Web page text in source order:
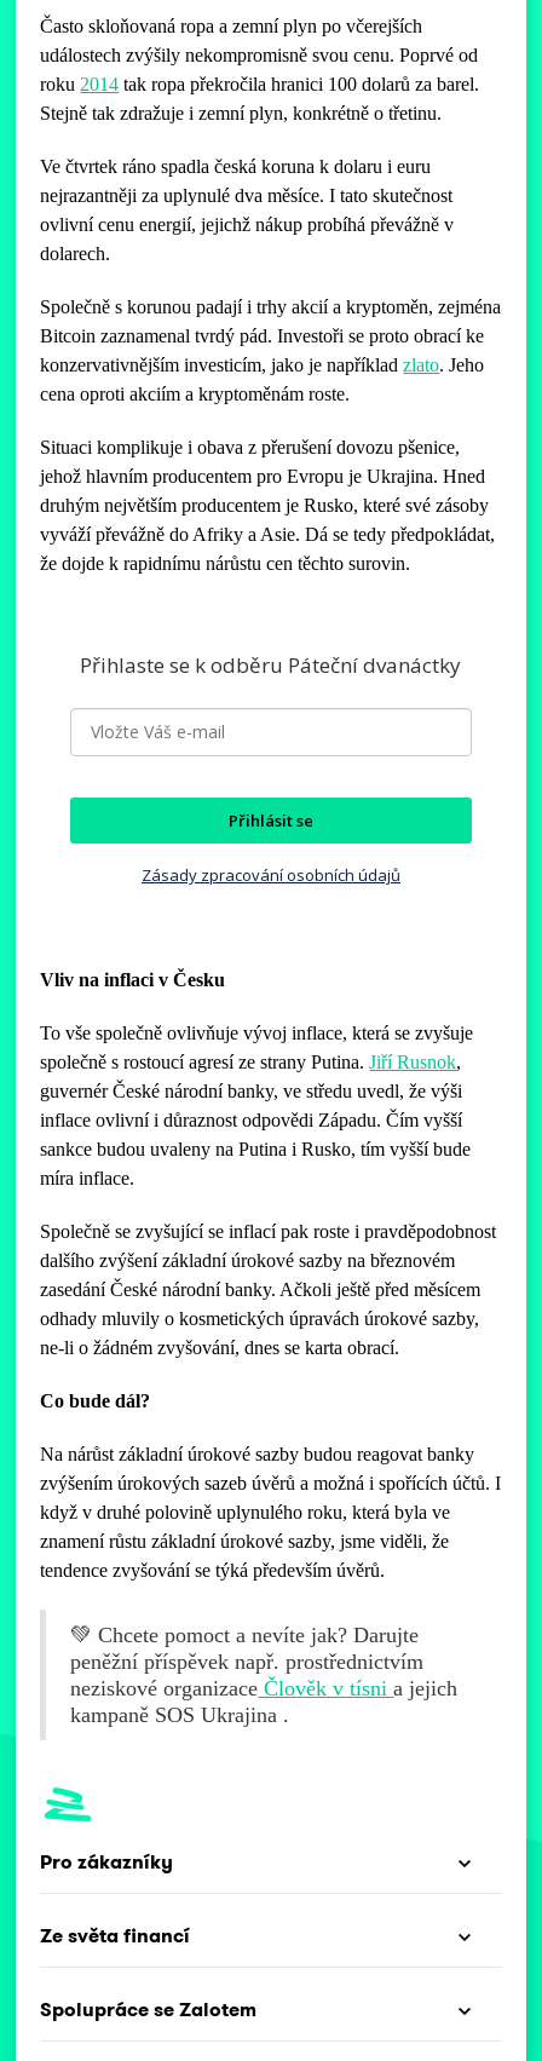
Často skloňovaná ropa a zemní plyn po včerejších
událostech zvýšily nekompromisně svou cenu. Poprvé od
roku 2014 tak ropa překročila hranici 100 dolarů za barel.
Stejně tak zdražuje i zemní plyn, konkrétně o třetinu.
Ve čtvrtek ráno spadla česká koruna k dolaru i euru
nejrazantněji za uplynulé dva měsíce. I tato skutečnost
ovlivní cenu energií, jejichž nákup probíhá převážně v
dolarech.
Společně s korunou padají i trhy akcií a kryptoměn, zejména
Bitcoin zaznamenal tvrdý pád. Investoři se proto obrací ke
konzervativnějším investicím, jako je napříkladzlato. Jeho
cena oproti akciím a kryptoměnám roste.
Situaci komplikuje i obava z přerušení dovozu pšenice,
jehož hlavním producentem pro Evropu je Ukrajina. Hned
druhým největším producentem je Rusko, které své zásoby
vyváží převážně do Afriky a Asie. Dá se tedy předpokládat,
že dojde k rapidnímu nárůstu cen těchto surovin.
Přihlaste se k odběru Páteční dvanáctky
Přihlásit se
Zásady zpracování osobních údajů
Vliv na inflaci v Česku
To vše společně ovlivňuje vývoj inflace, která se zvyšuje
společně s rostoucí agresí ze strany Putina.Jiří Rusnok,
guvernér České národní banky, ve středu uvedl, že výši
inflace ovlivní i důraznost odpovědi Západu. Čím vyšší
sankce budou uvaleny na Putina i Rusko, tím vyšší bude
míra inflace.
Společně se zvyšující se inflací pak roste i pravděpodobnost
dalšího zvýšení základní úrokové sazby na březnovém
zasedání České národní banky. Ačkoli ještě před měsícem
odhady mluvily o kosmetických úpravách úrokové sazby,
ne-li o žádném zvyšování, dnes se karta obrací.
Co bude dál?
Na nárůst základní úrokové sazby budou reagovat banky
zvýšením úrokových sazeb úvěrů a možná i spořících účtů. I
když v druhé polovině uplynulého roku, která byla ve
znamení růstu základní úrokové sazby, jsme viděli, že
tendence zvyšování se týká především úvěrů.
💚 Chcete pomoct a nevíte jak? Darujte
peněžní příspěvek např. prostřednictvím
neziskové organizace Člověk v tísnia jejich
kampaně SOS Ukrajina .
Pro zákazníky
Ze světa financí
Spolupráce se Zalotem